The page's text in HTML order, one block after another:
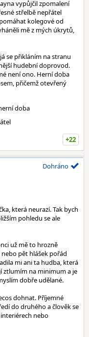
vypůjčil zpomalení
střelbě nepřátel
kolegové od
mě z mých úkrytů,
se přikláním na stranu
hudební doprovod.
není ono. Herní doba
přičemž otevřený
doba
+22
Dohráno
která neurazí. Tak bych
pohledu se ale
už mě to hrozně
pět hlášek pořád
mi ani ta hudba, která
ztlumím na minimum a je
dobře udělané.
dohnat. Příjemné
do druhého a člověk se
nebo